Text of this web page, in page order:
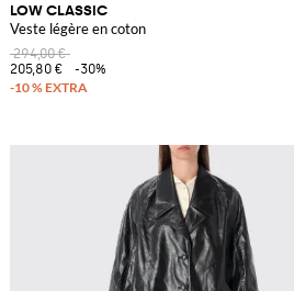
LOW CLASSIC
Veste légère en coton
294,00 €
205,80 €
-30%